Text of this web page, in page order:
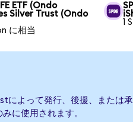
ETF (Ondo
Silver Trust (Ondo
に相当
1
によって発行、後援、または
に使用されます。